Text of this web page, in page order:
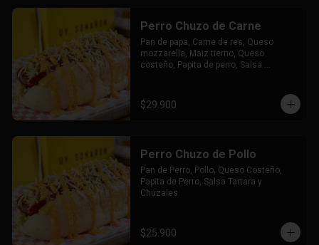
Perro Chuzo de Carne
Pan de papa, Carne de res, Queso
mozzarella, Maiz tierno, Queso
costeño, Papita de perro, Salsa
$29.900
Perro Chuzo de Pollo
Pan de Perro, Pollo, Queso Costeño,
Papita de Perro, Salsa Tartara y
Chuzales.
$25.900